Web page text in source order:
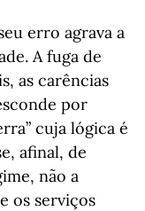
erro agrava a
A fuga de
as carências
por
cuja lógica é
afinal, de
não a
os serviços